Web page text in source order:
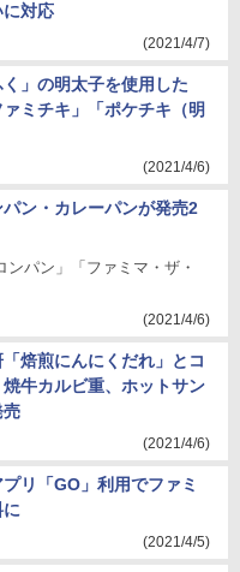
に対応
(2021/4/7)
」の明太子を使用した
ァミチキ」「ポケチキ（明
(2021/4/6)
ン・カレーパンが発売2
ンパン」「ファミマ・ザ・
(2021/4/6)
焙煎にんにくだれ」とコ
牛カルビ重、ホットサン
売
(2021/4/6)
リ「GO」利用でファミ
(2021/4/5)